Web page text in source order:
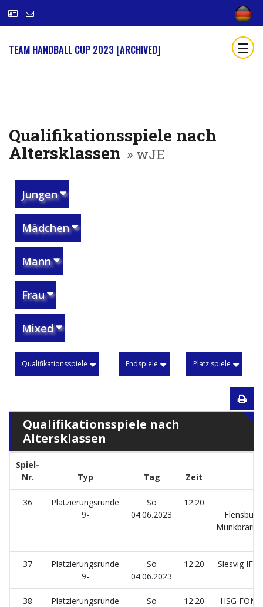
TEAM HANDBALL CUP 2023 [ARCHIVED]
Qualifikationsspiele nach
Altersklassen » wJE
Jungen
Mädchen
Mann
Frau
Mixed
Qualifikationsspiele Endspiele Platz.spiele
Qualifikationsspiele nach
Altersklassen
Spiel-
Nr.
Typ Tag Zeit
36
Platzierungsrunde
9-
So
04.06.2023
12:20
37
Platzierungsrunde
9-
So
04.06.2023
12:20 Slesvig IF
38
Platzierungsrunde
So
12:20 HSG